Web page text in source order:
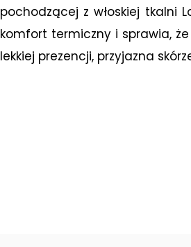
pochodzącej z włoskiej tkalni
komfort termiczny i sprawia,
lekkiej prezencji, przyjazna